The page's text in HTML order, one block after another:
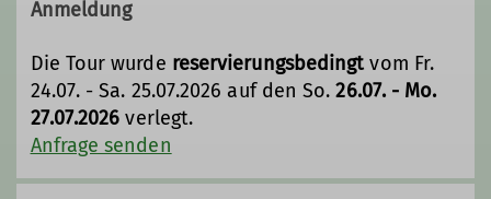
Alpenvereins (DAV) mit 2.610
Mitgliedern (Stand 01.Aug. 2025).
Gegründet 1961 als Bergsportgruppe
Siemens Balanstraße sind wir seit
1989 eine eigenständige Sektion
Anmeldung
Die Tour wurde reservierungsbedingtvom Fr.
24.07. - Sa. 25.07.2026 auf den So.26.07. - Mo.
27.07.2026 verlegt.
Anfrage senden